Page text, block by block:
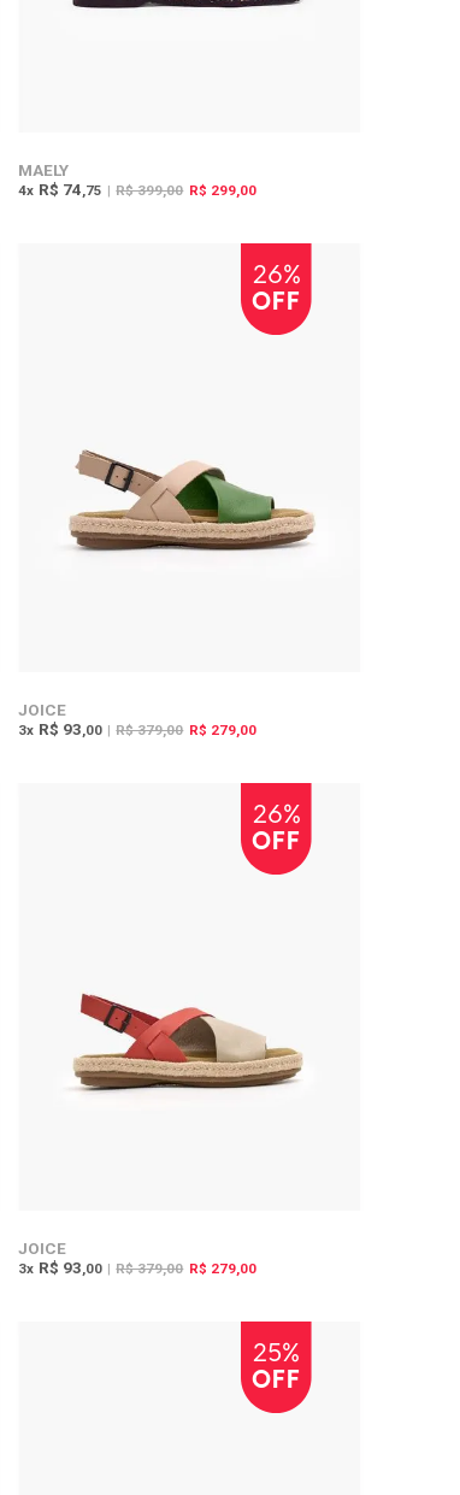
MAELY
4x R$ 74,75 | R$ 399,00 R$ 299,00
26%
OFF
JOICE
3x R$ 93 ,00 | R$ 379,00 R$ 279,00
26%
OFF
JOICE
3x R$ 93,00 | R$ 379,00 R$ 279,00
25%
OFF